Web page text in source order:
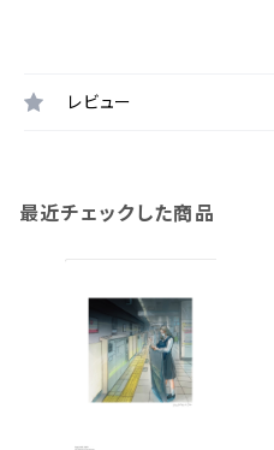
レビュー
最近チェックした商品